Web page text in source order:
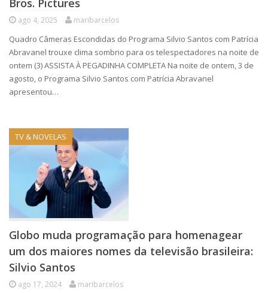
Bros. Pictures
ago 4, 2025 maribarcelos
Quadro Câmeras Escondidas do Programa Silvio Santos com Patrícia
Abravanel trouxe clima sombrio para os telespectadores na noite de
ontem (3) ASSISTA À PEGADINHA COMPLETA Na noite de ontem, 3 de
agosto, o Programa Silvio Santos com Patrícia Abravanel
apresentou…
TV & NOVELAS
Globo muda programação para homenagear
um dos maiores nomes da televisão brasileira:
Silvio Santos
ago 17, 2024 maribarcelos